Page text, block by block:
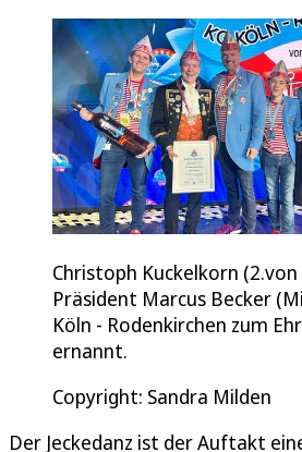
Christoph Kuckelkorn
Präsident Marcus Becker
Köln - Rodenkirchen zum
ernannt.
Copyright: Sandra Milden
Der Jeckedanz ist der Auftakt